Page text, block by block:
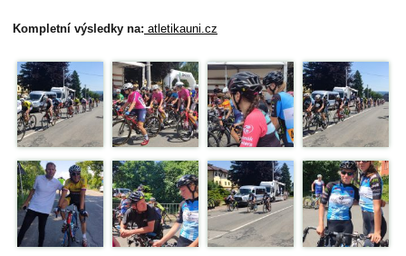
Kompletní výsledky na: atletikauni.cz